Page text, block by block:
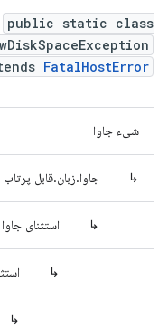
public static class
FatalHostError
شیء جاوا
↳ جاوا.زبان.قابل پرتاب
↳ استثنای جاوا
↳
↳